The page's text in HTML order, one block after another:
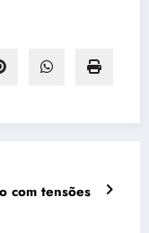
com tensões